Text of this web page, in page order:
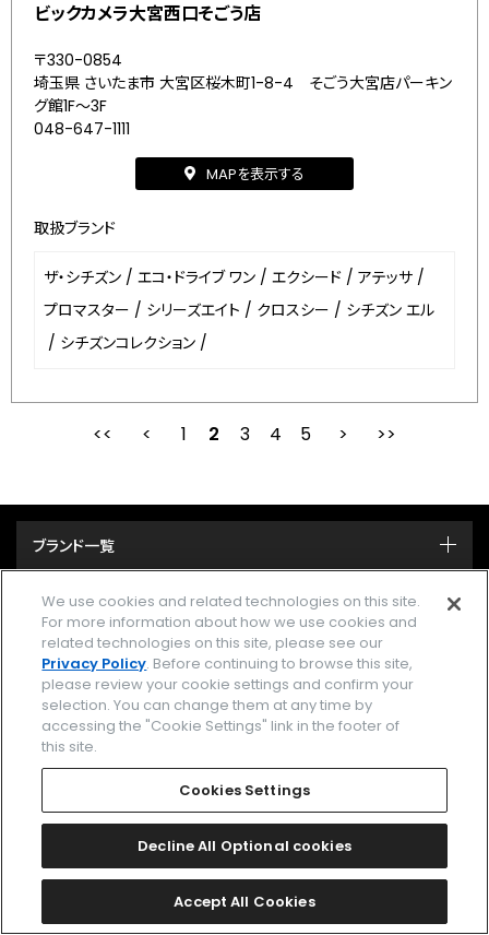
ビックカメラ大宮西口そごう店
〒330-0854
埼玉県 さいたま市 大宮区桜木町1-8-4 そごう大宮店パーキン
グ館1F～3F
048-647-1111
MAPを表示する
取扱ブランド
ザ・シチズン / エコ・ドライブ ワン / エクシード / アテッサ /
プロマスター / シリーズエイト / クロスシー / シチズン エル
/ シチズンコレクション /
最初 前
1 2 3 4 5
ブランド一覧
関連ブランド一覧
時計を探す
ストア/イベント
カタログ
MY CITIZEN シチズンオーナーズクラブ
メールマガジン登録
We use cookies and related technologies on this site.
For more information about how we use cookies and
related technologies on this site, please see our
Privacy Policy. Before continuing to browse this site,
please review your cookie settings and confirm your
selection. You can change them at any time by
accessing the "Cookie Settings" link in the footer of
this site.
Cookies Settings
Decline All Optional cookies
Accept All Cookies